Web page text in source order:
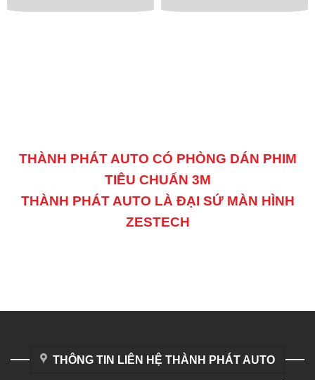
THÀNH PHÁT AUTO CÓ PHÒNG DÁN PHIM
TIÊU CHUẨN 3M
THÀNH PHÁT AUTO LÀ ĐẠI SỨ MÀN HÌNH
ZESTECH
THÔNG TIN LIÊN HỆ THÀNH PHÁT AUTO